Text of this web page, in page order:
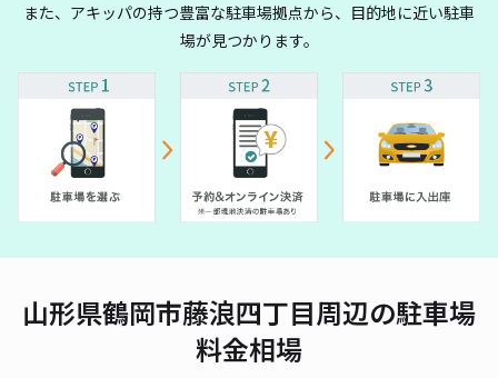
また、アキッパの持つ豊富な駐車場拠点から、目的地に近い駐車
場が見つかります。
山形県鶴岡市藤浪四丁目周辺の駐車場
料金相場